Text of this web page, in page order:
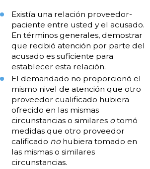
Existía una relación proveedor-
paciente entre usted y el acusado.
En términos generales, demostrar
que recibió atención por parte del
acusado es suficiente para
establecer esta relación.
El demandado no proporcionó el
mismo nivel de atención que otro
proveedor cualificado hubiera
ofrecido en las mismas
circunstancias o similares otomó
medidas que otro proveedor
calificado no hubiera tomado en
las mismas o similares
circunstancias.